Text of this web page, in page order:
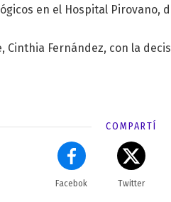
en el Hospital Pirovano,
Cinthia Fernández, con la
COMPARTÍ
Facebok Twitter